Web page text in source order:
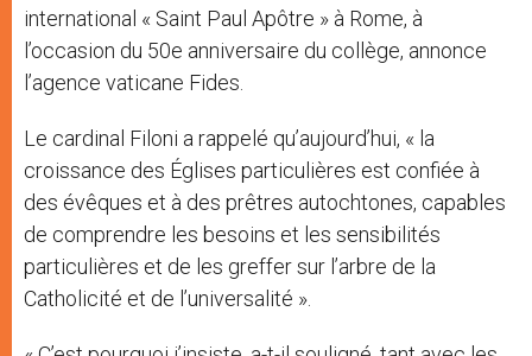
international « Saint Paul Apôtre » à Rome, à
l’occasion du 50e anniversaire du collège, annonce
l’agence vaticane Fides.
Le cardinal Filoni a rappelé qu’aujourd’hui, « la
croissance des Églises particulières est confiée à
des évêques et à des prêtres autochtones, capables
de comprendre les besoins et les sensibilités
particulières et de les greffer sur l’arbre de la
Catholicité et de l’universalité ».